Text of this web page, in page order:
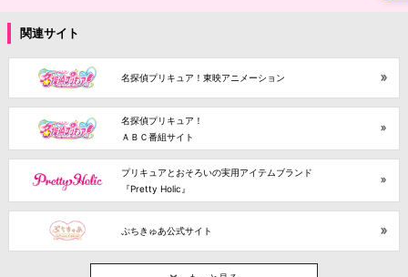
関連サイト
名探偵プリキュア！東映アニメーション
名探偵プリキュア！
ＡＢＣ番組サイト
プリキュアとおそろいの実用アイテムブランド
『Pretty Holic』
ぷちきゅあ公式サイト